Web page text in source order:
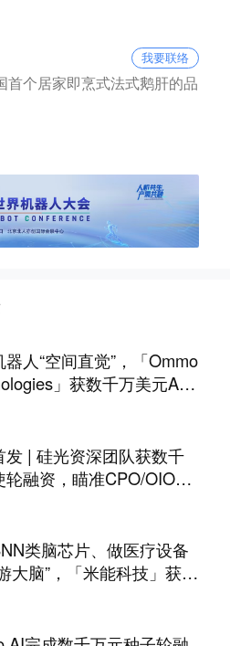
我要联络
首个居家即烹式法式鹅肝的品
器人“空间直觉”，「Ommo
」获数千万美元A轮
发 | 硅光资深团队获数千
轮融资，瞄准CPO/OIO下
类脑芯片、做医疗设备
大脑”，「米能科技」获数